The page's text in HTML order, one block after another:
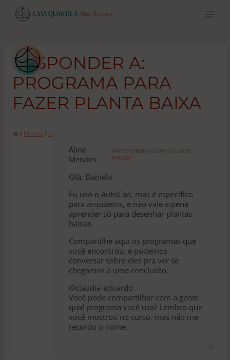
Pular
para
RESPONDER A:
PROGRAMA PARA
FAZER PLANTA BAIXA
/ Fóruns / Geral
Aline
Mendes
04/NOVEMBRO/2019 ÀS 20:30
#26600
Olá, Daniela
Eu uso o AutoCad, mas é específico
para arquitetos, e não vale a pena
aprender só para desenhar plantas
baixas.
Compartilhe aqui os programas que
você encontrou, e podemos
conversar sobre eles pra ver se
chegamos a uma conclusão.
@claudia-eduardo
Você pode compartilhar com a gente
qual programa você usa? Lembro que
você mostrou no curso, mas não me
recordo o nome.